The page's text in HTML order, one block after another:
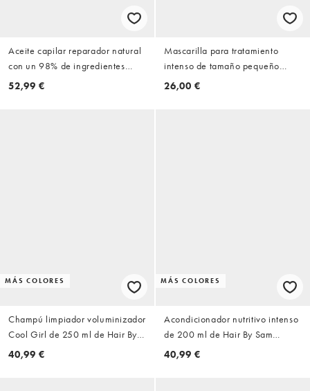
Aceite capilar reparador natural
con un 98% de ingredientes
naturales Pure Genius de Hair by
52,99 €
Mascarilla para tratamiento
intenso de tamaño pequeño
Deeper Love de 50 ml de Hair By
26,00 €
MÁS COLORES
Champú limpiador voluminizador
Cool Girl de 250 ml de Hair By
Sam McKnight
40,99 €
MÁS COLORES
Acondicionador nutritivo intenso
de 200 ml de Hair By Sam
McKnight
40,99 €